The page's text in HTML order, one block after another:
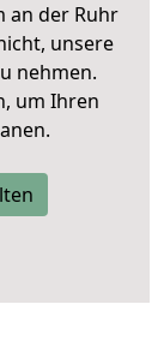
an der Ruhr
unsere
nehmen.
um Ihren